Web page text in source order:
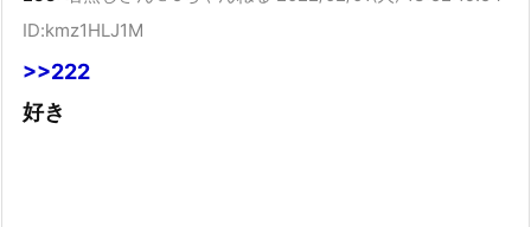
ID:kmz1HLJ1M
>>222
好き